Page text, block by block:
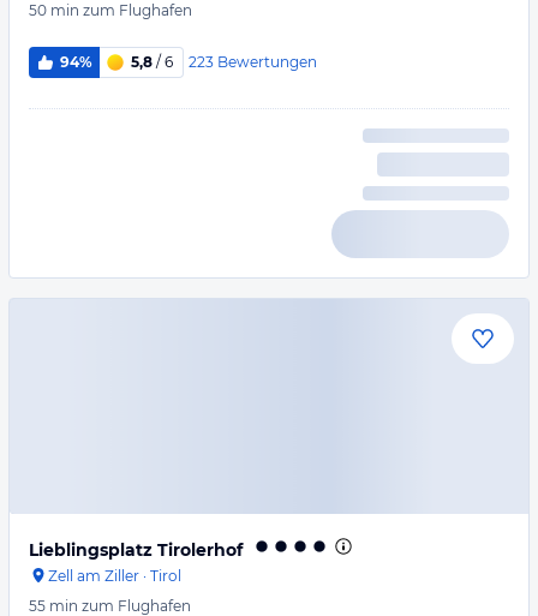
50 min zum Flughafen
94% 5,8 / 6 223 Bewertungen
Lieblingsplatz Tirolerhof
Zell am Ziller · Tirol
55 min zum Flughafen